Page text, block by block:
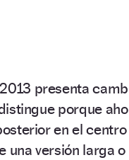
presenta
porque
en el
una versión larga